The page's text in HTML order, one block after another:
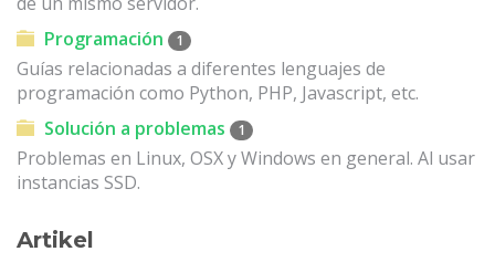
Programación
1
Guías relacionadas a diferentes lenguajes de
programación como Python, PHP, Javascript, etc.
Solución a problemas
1
Problemas en Linux, OSX y Windows en general. Al usar
instancias SSD.
Artikel